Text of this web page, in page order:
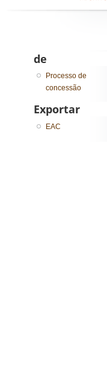
de
Processo de
concessão
Exportar
EAC